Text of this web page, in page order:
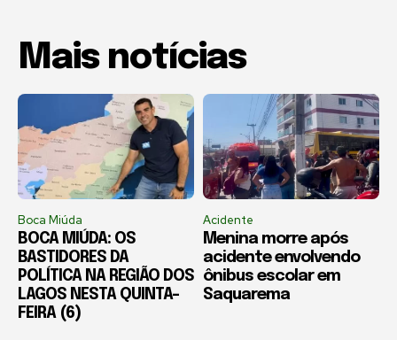
Mais notícias
Boca Miúda
BOCA MIÚDA: OS
BASTIDORES DA
POLÍTICA NA REGIÃO DOS
LAGOS NESTA QUINTA-
FEIRA (6)
Acidente
Menina morre após
acidente envolvendo
ônibus escolar em
Saquarema